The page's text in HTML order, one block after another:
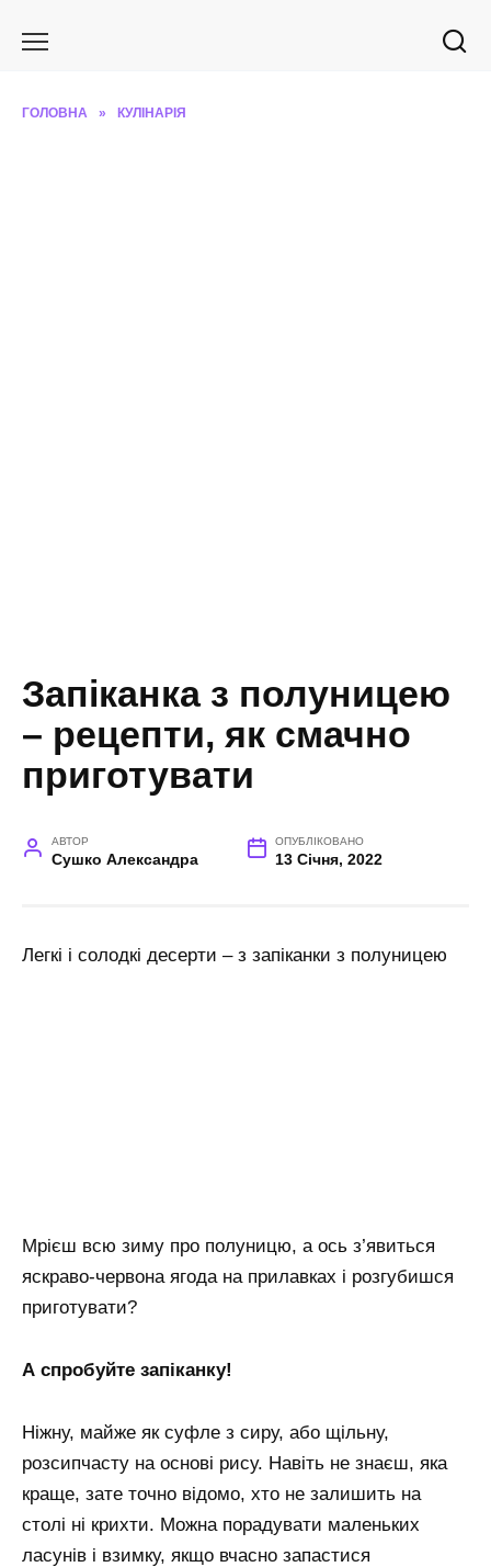
ГОЛОВНА » КУЛІНАРІЯ
Запіканка з полуницею
– рецепти, як смачно
приготувати
АВТОР
Сушко Александра
ОПУБЛІКОВАНО
13 Січня, 2022
Легкі і солодкі десерти – з запіканки з полуницею
Мрієш всю зиму про полуницю, а ось з’явиться
яскраво-червона ягода на прилавках і розгубишся
приготувати?
А спробуйте запіканку!
Ніжну, майже як суфле з сиру, або щільну,
розсипчасту на основі рису. Навіть не знаєш, яка
краще, зате точно відомо, хто не залишить на
столі ні крихти. Можна порадувати маленьких
ласунів і взимку, якщо вчасно запастися